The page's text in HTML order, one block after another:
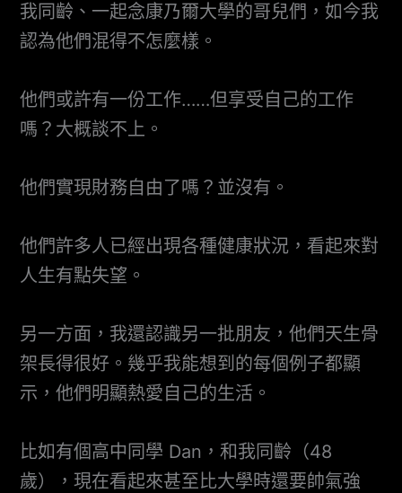
我同齡、一起念康乃爾大學的哥兒們，如今我
認為他們混得不怎麼樣。
他們或許有一份工作……但享受自己的工作
嗎？大概談不上。
他們實現財務自由了嗎？並沒有。
他們許多人已經出現各種健康狀況，看起來對
人生有點失望。
另一方面，我還認識另一批朋友，他們天生骨
架長得很好。幾乎我能想到的每個例子都顯
示，他們明顯熱愛自己的生活。
比如有個高中同學 Dan，和我同齡（48
歲），現在看起來甚至比大學時還要帥氣強